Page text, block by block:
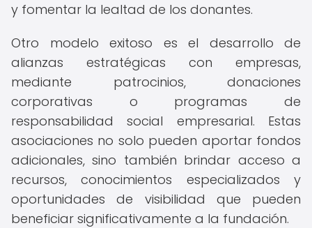
y fomentar la lealtad de los donantes.
Otro modelo exitoso es el desarrollo de
alianzas estratégicas con empresas,
mediante patrocinios, donaciones
corporativas o programas de
responsabilidad social empresarial. Estas
asociaciones no solo pueden aportar fondos
adicionales, sino también brindar acceso a
recursos, conocimientos especializados y
oportunidades de visibilidad que pueden
beneficiar significativamente a la fundación.